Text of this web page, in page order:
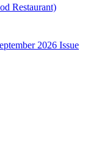
Restaurant)
2026 Issue